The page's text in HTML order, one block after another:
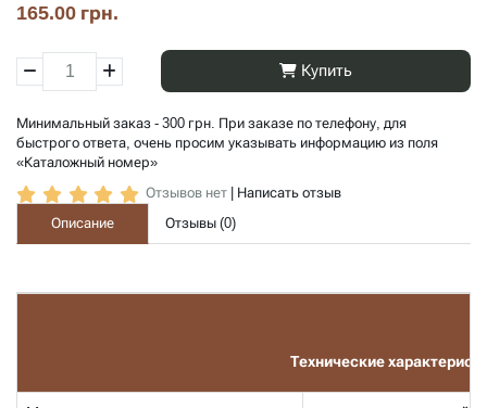
165.00 грн.
Купить
Минимальный заказ - 300 грн. При заказе по телефону, для
быстрого ответа, очень просим указывать информацию из поля
«Каталожный номер»
Отзывов нет
Написать отзыв
Описание
Отзывы (0)
Технические